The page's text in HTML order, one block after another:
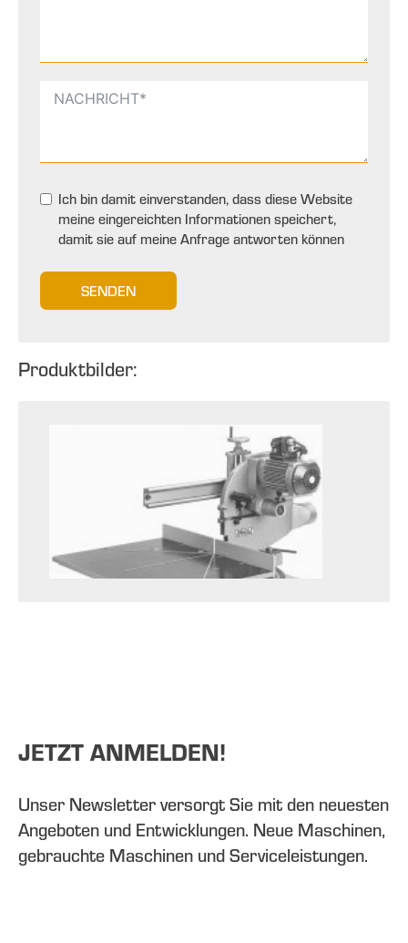
Ich bin damit einverstanden, dass diese Website
meine eingereichten Informationen speichert,
damit sie auf meine Anfrage antworten können
SENDEN
Produktbilder:
JETZT ANMELDEN!
Unser Newsletter versorgt Sie mit den neuesten
Angeboten und Entwicklungen. Neue Maschinen,
gebrauchte Maschinen und Serviceleistungen.